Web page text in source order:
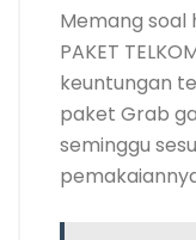
Memang soal
PAKET
keuntungan
paket Grab
seminggu